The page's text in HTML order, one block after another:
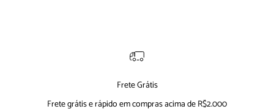
Frete Grátis
Frete grátis e rápido em compras acima de R$2.000